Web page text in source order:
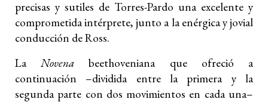
precisas y sutiles de Torres-Pardo una excelente y
comprometida intérprete, junto a la enérgica y jovial
conducción de Ross.
LaNovena beethoveniana que ofreció a
continuación –dividida entre la primera y la
segunda parte con dos movimientos en cada una–